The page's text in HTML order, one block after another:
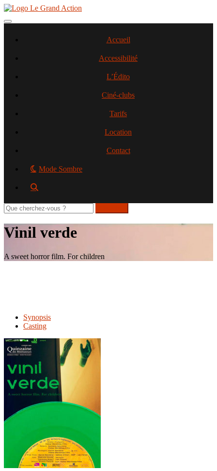
Aller
contenu
Toggle navigation
Accueil
Accessibilité
L’Édito
Ciné-clubs
Tarifs
Location
Contact
Mode Sombre
Rechercher
sur
le
site
Vinil verde
A sweet horror film. For children
Synopsis
Casting